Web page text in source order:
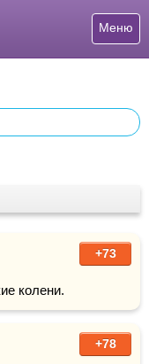
Меню
+73
колени.
+78